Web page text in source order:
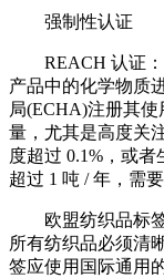
强制性认证
REACH 认证：
产品中的化学物质
局(ECHA)注册其
量，尤其是高度关
度超过 0.1%，或
超过 1 吨 / 年，需
欧盟纺织品标签
所有纺织品必须清
签应使用国际通用